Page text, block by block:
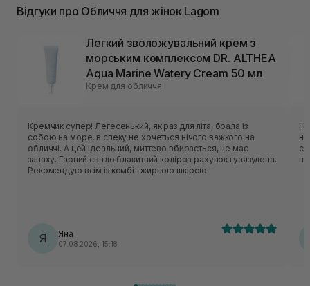
Відгуки про Обличчя для жінок Lagom
Легкий зволожувальний крем з
морським комплексом DR. ALTHEA
Aqua Marine Watery Cream 50 мл
Крем для обличчя
Кремчик супер! Легесенький, як раз для літа, брала із
собою на море, в спеку не хочеться нічого важкого на
обличчі. А цей ідеальний, миттево вбирається, не має
запаху. Гарний світло блакитний колір за рахунок гуаязулена.
Рекомендую всім із комбі- жирною шкірою
Я Яна
07.08.2026, 15:18